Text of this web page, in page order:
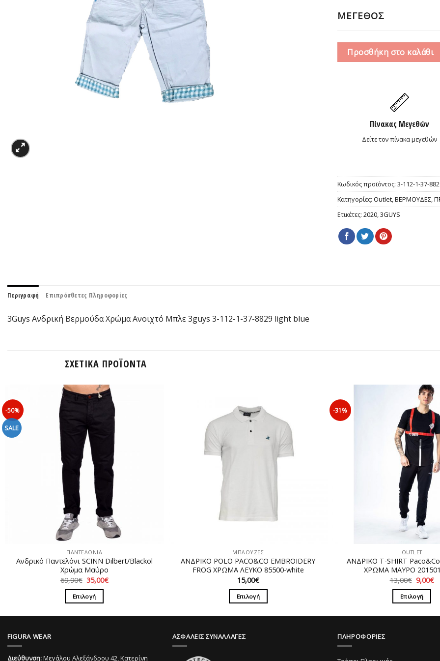
ΜΕΓΕΘΟΣ
Προσθήκη στο καλάθι
Πίνακας Μεγεθών
Δείτε τον πίνακα μεγεθών
Κωδικός προϊόντος: 3-112-1-37-
Κατηγορίες: Outlet,ΒΕΡΜΟΥΔΕΣ,
Ετικέτες: 2020,3GUYS
Περιγραφή Επιπρόσθετες Πληροφορίες
3Guys Ανδρική Βερμούδα Χρώμα Ανοιχτό Μπλε 3guys 3-112-1-37-8829 light blue
ΣΧΕΤΙΚΆ ΠΡΟΪΌΝΤΑ
-50%
SALE
ΠΑΝΤΕΛΟΝΙΑ
Ανδρικό Παντελόνι SCINN Dilbert/Blackol
Χρώμα Μαύρο
69,90€ Original
price
was:
69,90€.
35,00€Η
Επιλογή
πολλαπλές
ΜΠΛΟΥΖΕΣ
ΑΝΔΡΙΚΟ POLO PACO&CO EMBROIDERY
FROG ΧΡΩΜΑ ΛΕΥΚΟ 85500-white
15,00€
Επιλογή
-31%
OUTLET
ΑΝΔΡΙΚΟ T-SHIRT
ΧΡΩΜΑ ΜΑΥΡΟ
13,00€ Original
price
was:
13,00€.
9,00€Η
Επιλογή
FIGURA WEAR
Διεύθυνση:Μεγάλου Αλεξάνδρου 42, Κατερίνη
ΑΣΦΑΛΕΙΣ ΣΥΝΑΛΛΑΓΕΣ ΠΛΗΡΟΦΟΡΙΕΣ